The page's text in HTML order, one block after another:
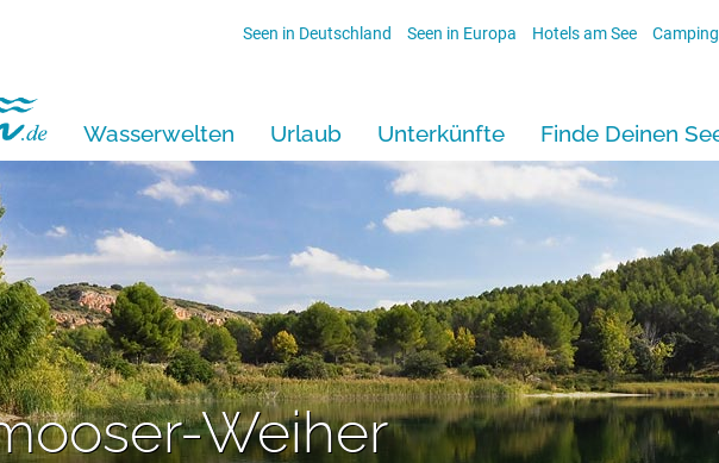
Seen in Deutschland Seen in Europa Hotels am See
Wasserwelten Urlaub Unterkünfte Finde Deinen
Weiher